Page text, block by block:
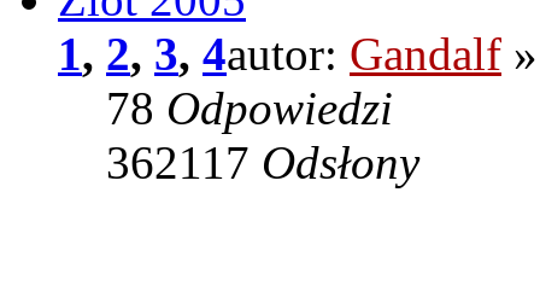
1, 2, 3, 4autor: Gandalf
78 Odpowiedzi
362117 Odsłony